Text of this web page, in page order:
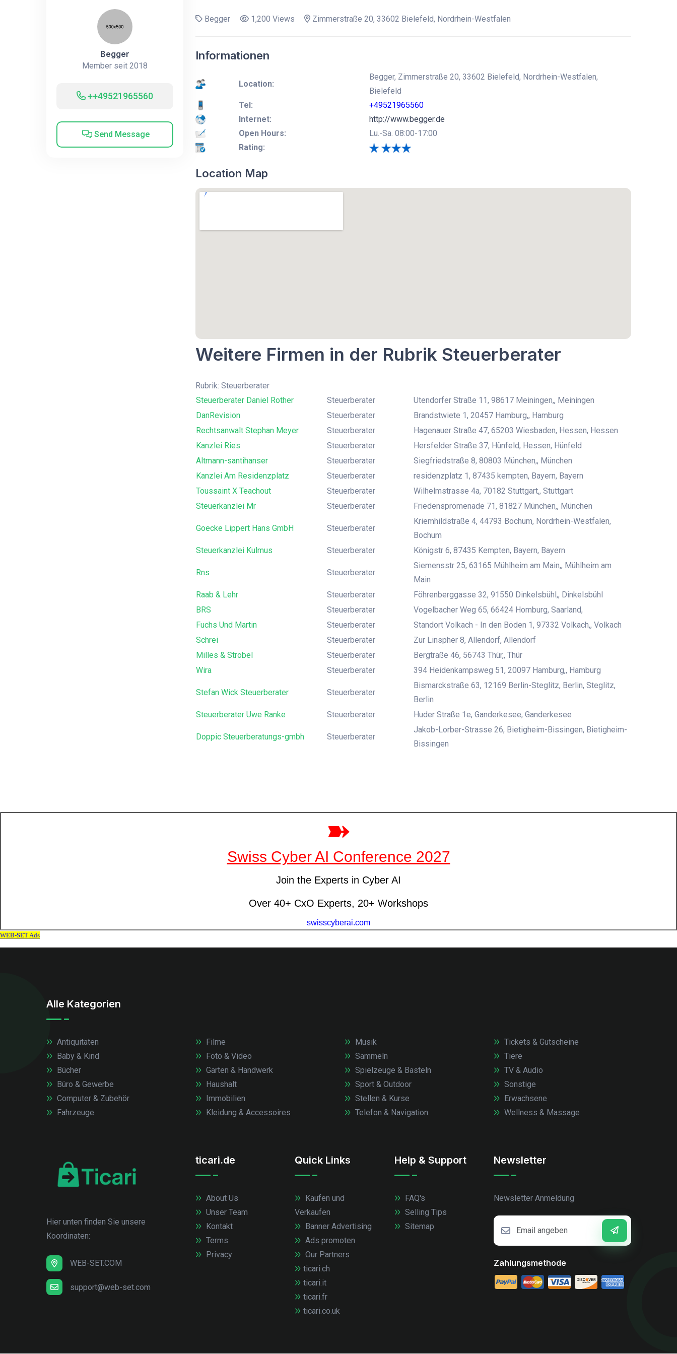
Begger
Member seit 2018
++49521965560
Send Message
Begger 1,200 Views Zimmerstraße 20, 33602 Bielefeld, Nordrhein-Westfalen
Informationen
Location:
Begger, Zimmerstraße 20, 33602 Bielefeld, Nordrhein-Westfalen,
Bielefeld
Tel:
+49521965560
Internet:
http://www.begger.de
Open Hours:
Lu.-Sa. 08:00-17:00
Rating:
Location Map
Weitere Firmen in der Rubrik Steuerberater
Rubrik: Steuerberater
Steuerberater Daniel Rother
Steuerberater
Utendorfer Straße 11, 98617 Meiningen,, Meiningen
DanRevision
Steuerberater
Brandstwiete 1, 20457 Hamburg,, Hamburg
Rechtsanwalt Stephan Meyer
Steuerberater
Hagenauer Straße 47, 65203 Wiesbaden, Hessen, Hessen
Kanzlei Ries
Steuerberater
Hersfelder Straße 37, Hünfeld, Hessen, Hünfeld
Altmann-santihanser
Steuerberater
Siegfriedstraße 8, 80803 München,, München
Kanzlei Am Residenzplatz
Steuerberater
residenzplatz 1, 87435 kempten, Bayern, Bayern
Toussaint X Teachout
Steuerberater
Wilhelmstrasse 4a, 70182 Stuttgart,, Stuttgart
Steuerkanzlei Mr
Steuerberater Friedenspromenade 71, 81827 München,, München
Goecke Lippert Hans GmbH Steuerberater
Kriemhildstraße 4, 44793 Bochum, Nordrhein-Westfalen,
Bochum
Steuerkanzlei Kulmus
Steuerberater Königstr 6, 87435 Kempten, Bayern, Bayern
Rns Steuerberater
Siemensstr 25, 63165 Mühlheim am Main,, Mühlheim am
Main
Raab & Lehr
Steuerberater
Föhrenberggasse 32, 91550 Dinkelsbühl,, Dinkelsbühl
BRS
Steuerberater
Vogelbacher Weg 65, 66424 Homburg, Saarland,
Fuchs Und Martin
Steuerberater
Standort Volkach - In den Böden 1, 97332 Volkach,, Volkach
Schrei
Steuerberater
Zur Linspher 8, Allendorf, Allendorf
Milles & Strobel
Steuerberater
Bergtraße 46, 56743 Thür,, Thür
Wira
Steuerberater 394 Heidenkampsweg 51, 20097 Hamburg,, Hamburg
Stefan Wick Steuerberater Steuerberater
Bismarckstraße 63, 12169 Berlin-Steglitz, Berlin, Steglitz,
Berlin
Steuerberater Uwe Ranke
Steuerberater Huder Straße 1e, Ganderkesee, Ganderkesee
Doppic Steuerberatungs-gmbh Steuerberater
Jakob-Lorber-Strasse 26, Bietigheim-Bissingen, Bietigheim-
Bissingen
Alle Kategorien
Antiquitäten
Baby & Kind
Bücher
Büro & Gewerbe
Computer & Zubehör
Fahrzeuge
Filme
Foto & Video
Garten & Handwerk
Haushalt
Immobilien
Kleidung & Accessoires
Musik
Sammeln
Spielzeuge & Basteln
Sport & Outdoor
Stellen & Kurse
Telefon & Navigation
Tickets & Gutscheine
Tiere
TV & Audio
Sonstige
Erwachsene
Wellness & Massage
Hier unten finden Sie unsere
Koordinaten:
WEB-SET.COM
support@web-set.com
ticari.de
About Us
Unser Team
Kontakt
Terms
Privacy
Quick Links
Kaufen und
Verkaufen
Banner Advertising
Ads promoten
Our Partners
ticari.ch
ticari.it
ticari.fr
ticari.co.uk
Help & Support
FAQ's
Selling Tips
Sitemap
Newsletter
Newsletter Anmeldung
Zahlungsmethode